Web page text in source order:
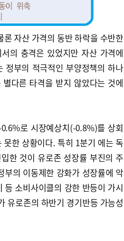
자산 가격의 동반 하락을 수반한
의 충격은 있었지만 자산 가격에
정부의 적극적인 부양정책의 하나
다른 타격을 받지 않았다는 것에
로 시장예상치(-0.8%)를 상회
한 상황이다. 특히 1분기 에는 독
한 것이 유로존 성장률 부진의 주
의 이동제한 강화가 성장률에 악
소비사이클의 강한 반등이 가시
유로존의 하반기 경기반등 가능성